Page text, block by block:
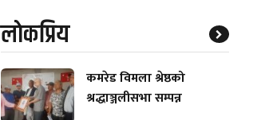
लाेकप्रिय
कमरेड विमला श्रेष्ठको
श्रद्धाञ्जलीसभा सम्पन्न